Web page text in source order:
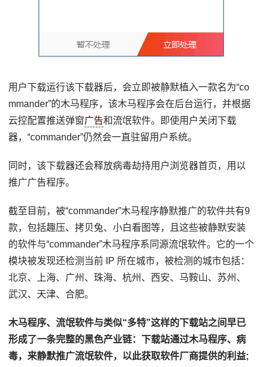
用户下载运行该下载器后，会立即被静默植入一款名为“co
mmander”的木马程序，该木马程序会在后台运行，并根据
云控配置推送弹窗广告和流氓软件。即使用户关闭下载
器，“commander”仍然会一直驻留用户系统。
同时，该下载器还会释放病毒劫持用户浏览器首页，用以
推广广告程序。
截至目前，被“commander”木马程序静默推广的软件共有9
款，包括趣压、拷贝兔、小白看图等，且这些被静默安装
的软件与“commander”木马程序系同源流氓软件。它的一个
模块被发现还检测当前 IP 所在城市，被检测的城市包括：
北京、上海、广州、珠海、杭州、西安、马鞍山、苏州、
武汉、天津、合肥。
木马程序、流氓软件与类似“多特”这样的下载站之间早已
形成了一条完整的黑色产业链：下载站通过木马程序、病
毒，来静默推广流氓软件，以此获取软件厂商提供的利益;